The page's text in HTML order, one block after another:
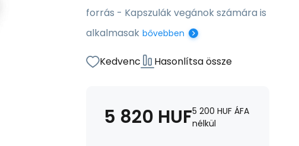
forrás - Kapszulák vegánok számára is
alkalmasak bővebben
Kedvenc Hasonlítsa össze
5 820 HUF5 200 HUF ÁFA
nélkül